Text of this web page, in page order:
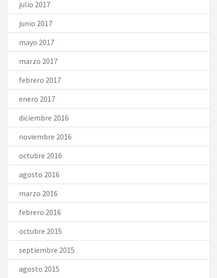
julio 2017
junio 2017
mayo 2017
marzo 2017
febrero 2017
enero 2017
diciembre 2016
noviembre 2016
octubre 2016
agosto 2016
marzo 2016
febrero 2016
octubre 2015
septiembre 2015
agosto 2015